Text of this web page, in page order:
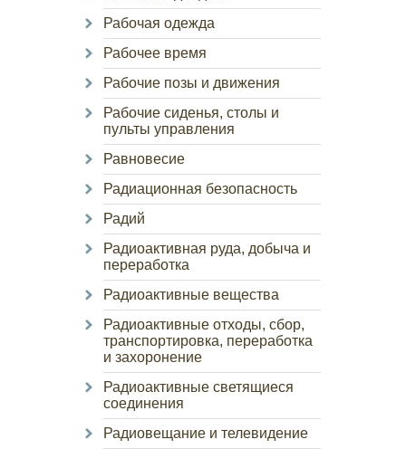
Рабочая одежда
Рабочее время
Рабочие позы и движения
Рабочие сиденья, столы и
пульты управления
Равновесие
Радиационная безопасность
Радий
Радиоактивная руда, добыча и
переработка
Радиоактивные вещества
Радиоактивные отходы, сбор,
транспортировка, переработка
и захоронение
Радиоактивные светящиеся
соединения
Радиовещание и телевидение